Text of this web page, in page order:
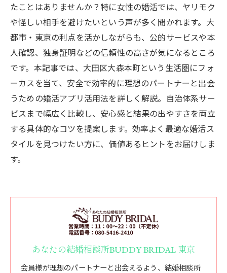
たことはありませんか？特に女性の婚活では、ヤリモク
や怪しい相手を避けたいという声が多く聞かれます。大
都市・東京の利点を活かしながらも、公的サービスや本
人確認、独身証明などの信頼性の高さが気になるところ
です。本記事では、大田区大森本町という生活圏にフォ
ーカスを当て、安全で効率的に理想のパートナーと出会
うための婚活アプリ活用法を詳しく解説。自治体系サー
ビスまで幅広く比較し、安心感と結果の出やすさを両立
する具体的なコツを提案します。効率よく最適な婚活ス
タイルを見つけたい方に、価値あるヒントをお届けしま
す。
あなたの結婚相談所BUDDY BRIDAL 東京
会員様が理想のパートナーと出会えるよう、結婚相談所